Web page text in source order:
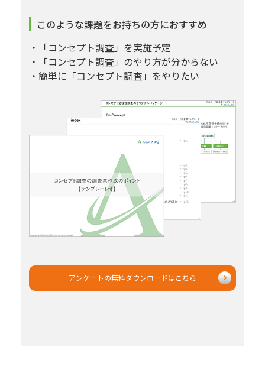
このような課題をお持ちの方におすすめ
・「コンセプト調査」を実施予定
・「コンセプト調査」のやり方が分からない
・簡単に「コンセプト調査」をやりたい
アンケートの無料ダウンロードはこちら